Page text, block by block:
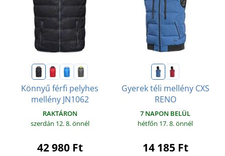
Könnyű férfi pelyhes
mellény JN1062
RAKTÁRON
szerdán 12. 8.önnél
42 980 Ft
Gyerek téli mellény CXS
RENO
7 NAPON BELÜL
hétfőn 17. 8.önnél
14 185 Ft